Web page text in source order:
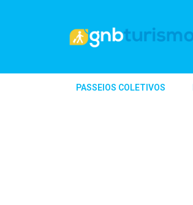
PASSEIOS COLETIVOS